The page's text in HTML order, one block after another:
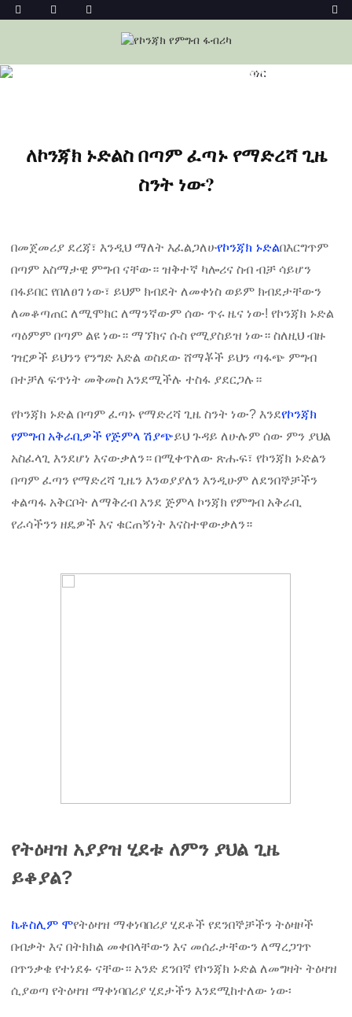
መነሻ ለኮንጃክ ኑድልስ በጣም ፈጣኑ የማድረሻ ጊዜ ስንት ነው?
ለኮንጃክ ኑድልስ በጣም ፈጣኑ የማድረሻ ጊዜ
ስንት ነው?
በመጀመሪያ ደረጃ፣ እንዲህ ማለት እፈልጋለሁየኮንጃክ ኑድልበእርግጥም
በጣም አስማታዊ ምግብ ናቸው። ዝቅተኛ ካሎሪና ስብ ብቻ ሳይሆን
በፋይበር የበለፀገ ነው፣ ይህም ክብደት ለመቀነስ ወይም ክብደታቸውን
ለመቆጣጠር ለሚሞክር ለማንኛውም ሰው ጥሩ ዜና ነው! የኮንጃክ ኑድል
ጣዕምም በጣም ልዩ ነው። ማኘክና ሱስ የሚያስይዝ ነው። ስለዚህ ብዙ
ገዢዎች ይህንን የንግድ እድል ወስደው ሸማቾች ይህን ጣፋጭ ምግብ
በተቻለ ፍጥነት መቅመስ እንደሚችሉ ተስፋ ያደርጋሉ።
የኮንጃክ ኑድል በጣም ፈጣኑ የማድረሻ ጊዜ ስንት ነው? እንደየኮንጃክ
የምግብ አቅራቢዎች የጅምላ ሽያጭይህ ጉዳይ ለሁሉም ሰው ምን ያህል
አስፈላጊ እንደሆነ እናውቃለን። በሚቀጥለው ጽሑፍ፣ የኮንጃክ ኑድልን
በጣም ፈጣን የማድረሻ ጊዜን እንወያያለን እንዲሁም ለደንበኞቻችን
ቀልጣፋ አቅርቦት ለማቅረብ እንደ ጅምላ ኮንጃክ የምግብ አቅራቢ
የራሳችንን ዘዴዎች እና ቁርጠኝነት እናስተዋውቃለን።
የትዕዛዝ አያያዝ ሂደቱ ለምን ያህል ጊዜ
ይቆያል?
ኬቶስሊም ሞየትዕዛዝ ማቀነባበሪያ ሂደቶች የደንበኞቻችን ትዕዛዞች
በብቃት እና በትክክል መቀበላቸውን እና መሰራታቸውን ለማረጋገጥ
በጥንቃቄ የተነደፉ ናቸው። አንድ ደንበኛ የኮንጃክ ኑድል ለመግዛት ትዕዛዝ
ሲያወጣ የትዕዛዝ ማቀነባበሪያ ሂደታችን እንደሚከተለው ነው፡